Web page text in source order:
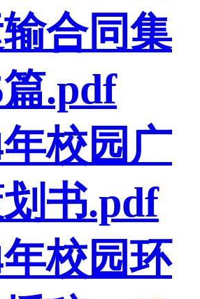
合同集
.pdf
年校园广
书.pdf
年校园环